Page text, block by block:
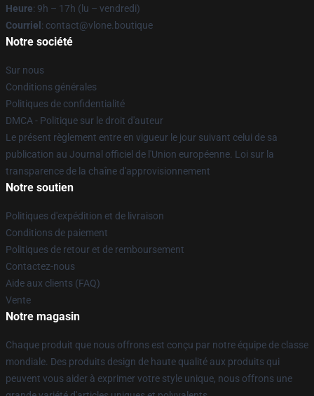
Heure: 9h – 17h (lu – vendredi)
Courriel : contact@vlone.boutique
Notre société
Sur nous
Conditions générales
Politiques de confidentialité
DMCA - Politique sur le droit d'auteur
Le présent règlement entre en vigueur le jour suivant celui de sa
publication au Journal officiel de l'Union européenne. Loi sur la
transparence de la chaîne d'approvisionnement
Notre soutien
Politiques d'expédition et de livraison
Conditions de paiement
Politiques de retour et de remboursement
Contactez-nous
Aide aux clients (FAQ)
Vente
Notre magasin
Chaque produit que nous offrons est conçu par notre équipe de classe
mondiale. Des produits design de haute qualité aux produits qui
peuvent vous aider à exprimer votre style unique, nous offrons une